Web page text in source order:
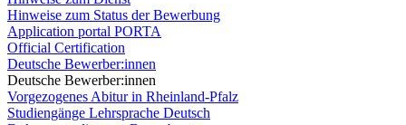
Hinweise zum Status der Bewerbung
Application portal PORTA
Official Certification
Deutsche Bewerber:innen
Deutsche Bewerber:innen
Vorgezogenes Abitur in Rheinland-Pfalz
Studiengänge Lehrsprache Deutsch